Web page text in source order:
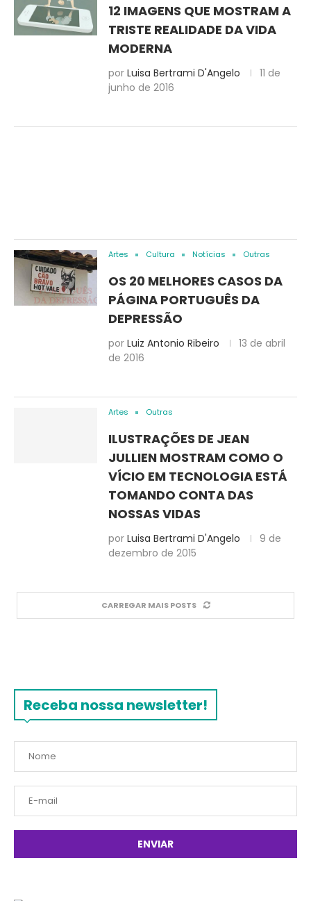
12 IMAGENS QUE MOSTRAM A
TRISTE REALIDADE DA VIDA
MODERNA
por Luisa Bertrami D'Angelo
11 de
junho de 2016
Artes Cultura Notícias Outras
OS 20 MELHORES CASOS DA
PÁGINA PORTUGUÊS DA
DEPRESSÃO
por Luiz Antonio Ribeiro
13 de abril
de 2016
Artes Outras
ILUSTRAÇÕES DE JEAN
JULLIEN MOSTRAM COMO O
VÍCIO EM TECNOLOGIA ESTÁ
TOMANDO CONTA DAS
NOSSAS VIDAS
por Luisa Bertrami D'Angelo
9 de
dezembro de 2015
CARREGAR MAIS POSTS
Receba nossa newsletter!